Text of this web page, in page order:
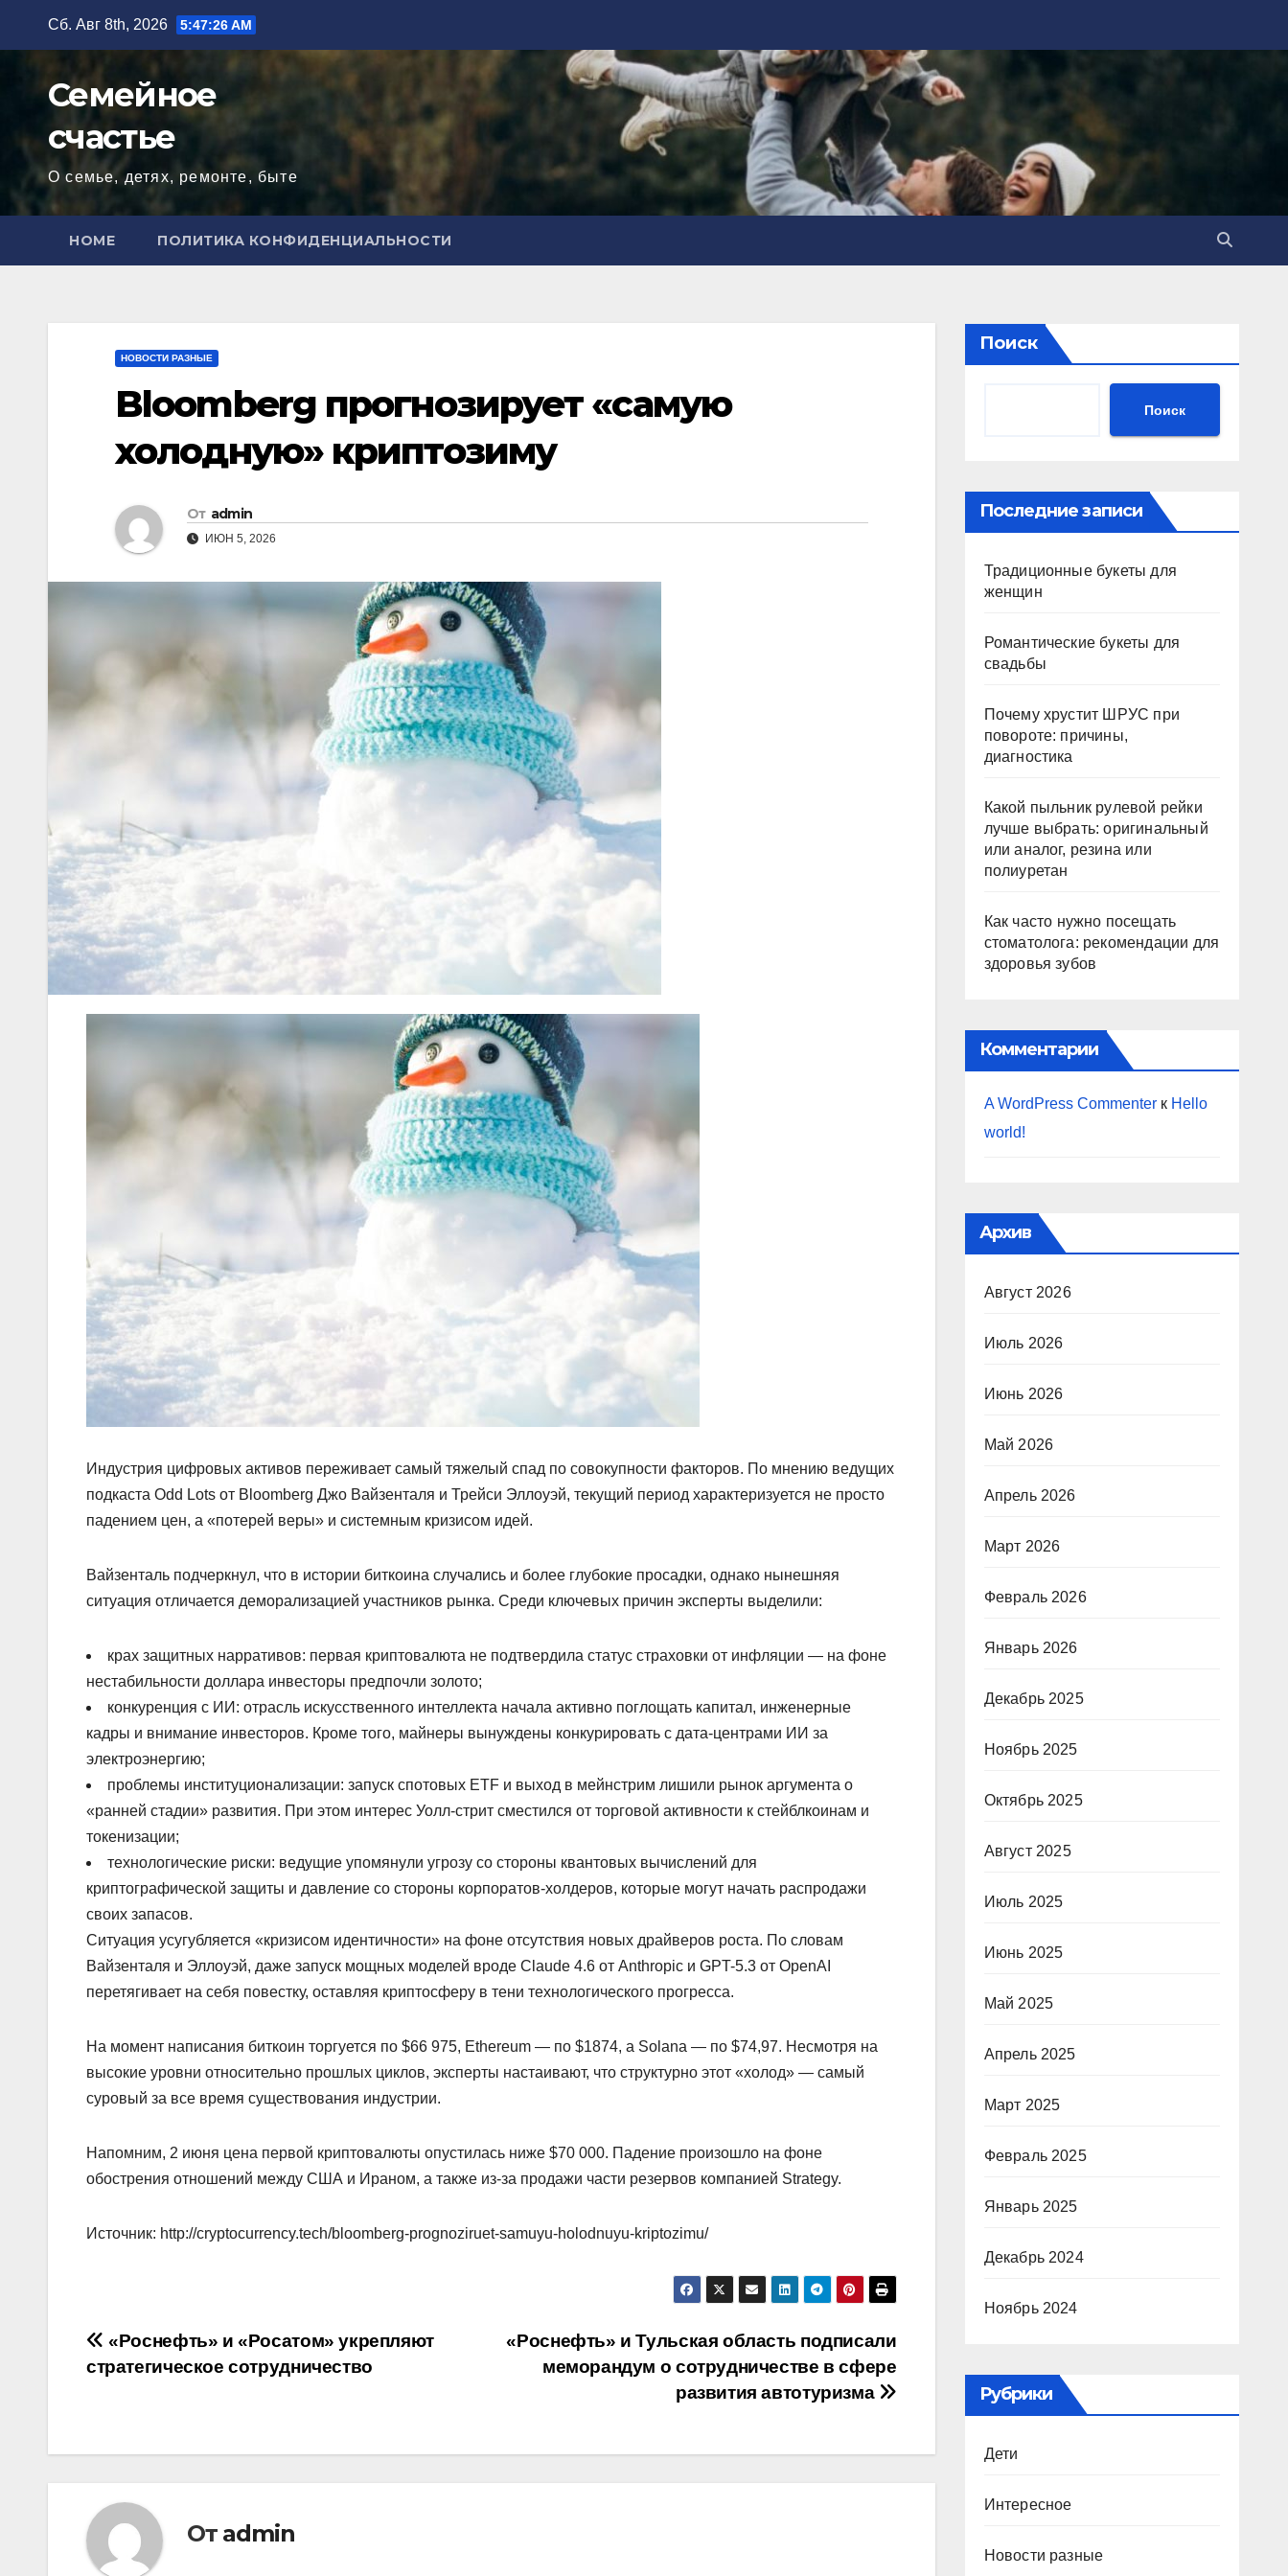
содержимому
Сб. Авг 8th, 2026 5:47:27 AM
Семейное
счастье
О семье, детях, ремонте, быте
HOME ПОЛИТИКА КОНФИДЕНЦИАЛЬНОСТИ
НОВОСТИ РАЗНЫЕ
Bloomberg прогнозирует «самую
холодную» криптозиму
От admin
ИЮН 5, 2026
Индустрия цифровых активов переживает самый тяжелый спад по совокупности факторов. По мнению ведущих
подкаста Odd Lots от Bloomberg Джо Вайзенталя и Трейси Эллоуэй, текущий период характеризуется не просто
падением цен, а «потерей веры» и системным кризисом идей.
Вайзенталь подчеркнул, что в истории биткоина случались и более глубокие просадки, однако нынешняя
ситуация отличается деморализацией участников рынка. Среди ключевых причин эксперты выделили:
крах защитных нарративов: первая криптовалюта не подтвердила статус страховки от инфляции — на фоне
нестабильности доллара инвесторы предпочли золото;
конкуренция с ИИ: отрасль искусственного интеллекта начала активно поглощать капитал, инженерные
кадры и внимание инвесторов. Кроме того, майнеры вынуждены конкурировать с дата-центрами ИИ за
электроэнергию;
проблемы институционализации: запуск спотовых ETF и выход в мейнстрим лишили рынок аргумента о
«ранней стадии» развития. При этом интерес Уолл-стрит сместился от торговой активности к стейблкоинам и
токенизации;
технологические риски: ведущие упомянули угрозу со стороны квантовых вычислений для
криптографической защиты и давление со стороны корпоратов-холдеров, которые могут начать распродажи
своих запасов.
Ситуация усугубляется «кризисом идентичности» на фоне отсутствия новых драйверов роста. По словам
Вайзенталя и Эллоуэй, даже запуск мощных моделей вроде Claude 4.6 от Anthropic и GPT-5.3 от OpenAI
перетягивает на себя повестку, оставляя криптосферу в тени технологического прогресса.
На момент написания биткоин торгуется по $66 975, Ethereum — по $1874, а Solana — по $74,97. Несмотря на
высокие уровни относительно прошлых циклов, эксперты настаивают, что структурно этот «холод» — самый
суровый за все время существования индустрии.
Напомним, 2 июня цена первой криптовалюты опустилась ниже $70 000. Падение произошло на фоне
обострения отношений между США и Ираном, а также из-за продажи части резервов компанией Strategy.
Источник: http://cryptocurrency.tech/bloomberg-prognoziruet-samuyu-holodnuyu-kriptozimu/
Навигация
по
«Роснефть» и Тульская область подписали
меморандум о сотрудничестве в сфере
развития автотуризма
«Роснефть» и «Росатом» укрепляют
стратегическое сотрудничество
От admin
Поиск
Поиск
Последние записи
Традиционные букеты для
женщин
Романтические букеты для
свадьбы
Почему хрустит ШРУС при
повороте: причины,
диагностика
Какой пыльник рулевой рейки
лучше выбрать: оригинальный
или аналог, резина или
полиуретан
Как часто нужно посещать
стоматолога: рекомендации для
здоровья зубов
Комментарии
A WordPress Commenterк Hello
world!
Архив
Август 2026
Июль 2026
Июнь 2026
Май 2026
Апрель 2026
Март 2026
Февраль 2026
Январь 2026
Декабрь 2025
Ноябрь 2025
Октябрь 2025
Август 2025
Июль 2025
Июнь 2025
Май 2025
Апрель 2025
Март 2025
Февраль 2025
Январь 2025
Декабрь 2024
Ноябрь 2024
Рубрики
Дети
Интересное
Новости разные